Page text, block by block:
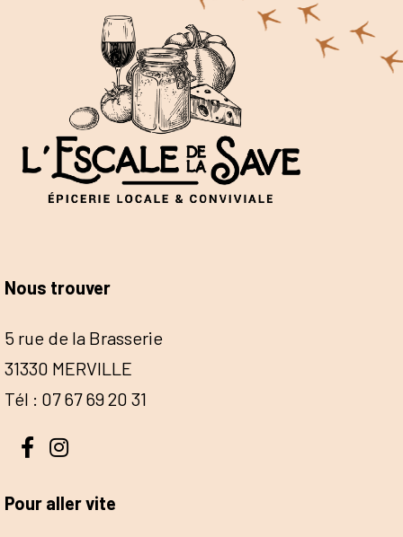
Nous trouver
5 rue de la Brasserie
31330 MERVILLE
Tél : 07 67 69 20 31
Pour aller vite